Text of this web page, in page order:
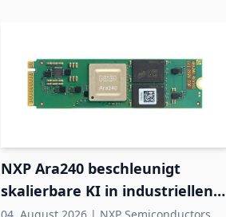
NXP Ara240 beschleunigt
skalierbare KI in industriellen
Edge-Systemen